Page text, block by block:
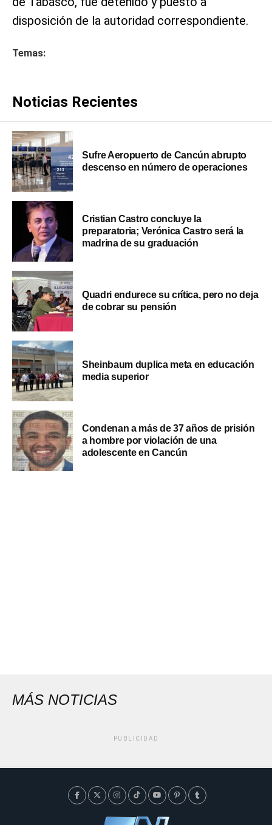
disposición de la autoridad correspondiente.
Temas:
Noticias Recientes
Sufre Aeropuerto de Cancún abrupto
descenso en número de operaciones
Cristian Castro concluye la
preparatoria; Verónica Castro será la
madrina de su graduación
Quadri endurece su crítica, pero no deja
de cobrar su pensión
Sheinbaum duplica meta en educación
media superior
Condenan a más de 37 años de prisión
a hombre por violación de una
adolescente en Cancún
MÁS NOTICIAS
PUBLICIDAD